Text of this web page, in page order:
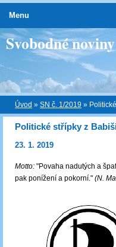
Svobodné
Úvod » SN č. 1/2019 »
Politické střípky z
23. 1. 2019
Motto: "Povaha nadutých a
pak ponížení a pokorní." (N.
Menu